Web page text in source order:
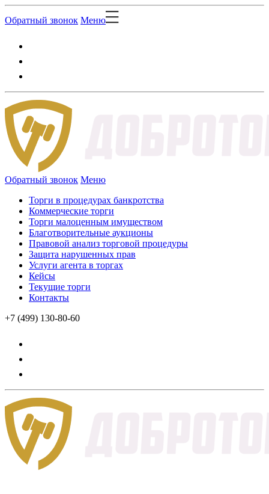
Обратный звонок Меню
Обратный звонок Меню
Торги в процедурах банкротства
Коммерческие торги
Торги малоценным имуществом
Благотворительные аукционы
Правовой анализ торговой процедуры
Защита нарушенных прав
Услуги агента в торгах
Кейсы
Текущие торги
Контакты
+7 (499) 130-80-60